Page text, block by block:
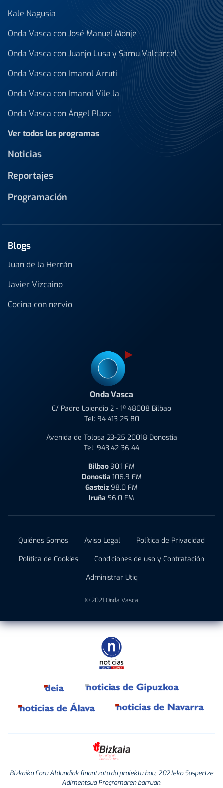
Kale Nagusia
Onda Vasca con José Manuel Monje
Onda Vasca con Juanjo Lusa y Samu Valcárcel
Onda Vasca con Imanol Arruti
Onda Vasca con Imanol Vilella
Onda Vasca con Ángel Plaza
Ver todos los programas
Noticias
Reportajes
Programación
Blogs
Juan de la Herrán
Javier Vizcaino
Cocina con nervio
Onda Vasca
C/ Padre Lojendio 2 - 1º 48008 Bilbao
Tel: 94 413 25 80
Avenida de Tolosa 23-25 20018 Donostia
Tel: 943 42 36 44
Bilbao 90.1 FM
Donostia 106.9 FM
Gasteiz 98.0 FM
Iruña 96.0 FM
Quiénes Somos Aviso Legal
Política de Privacidad
Política de Cookies
Condiciones de uso y Contratación
Administrar Utiq
© 2021 Onda Vasca
Bizkaiko Foru Aldundiak finantzatu du proiektu hau, 2021eko Suspertze
Adimentsua Programaren barruan.